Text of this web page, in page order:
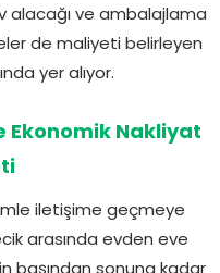
alacağı ve ambalajlama
de maliyeti belirleyen
yer alıyor.
Ekonomik Nakliyat
iletişime geçmeye
arasında evden eve
başından sonuna kadar